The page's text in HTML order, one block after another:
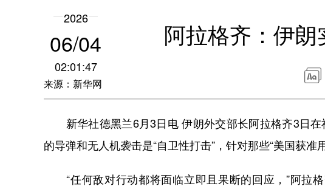
2026
06/04
02:01:47
来源：新华网
阿拉格齐：伊
新华社德黑兰6月3日电 伊朗外交部长阿拉格齐3日在
的导弹和无人机袭击是“自卫性打击”，针对那些“美国获准
“任何敌对行动都将面临立即且果断的回应，”阿拉